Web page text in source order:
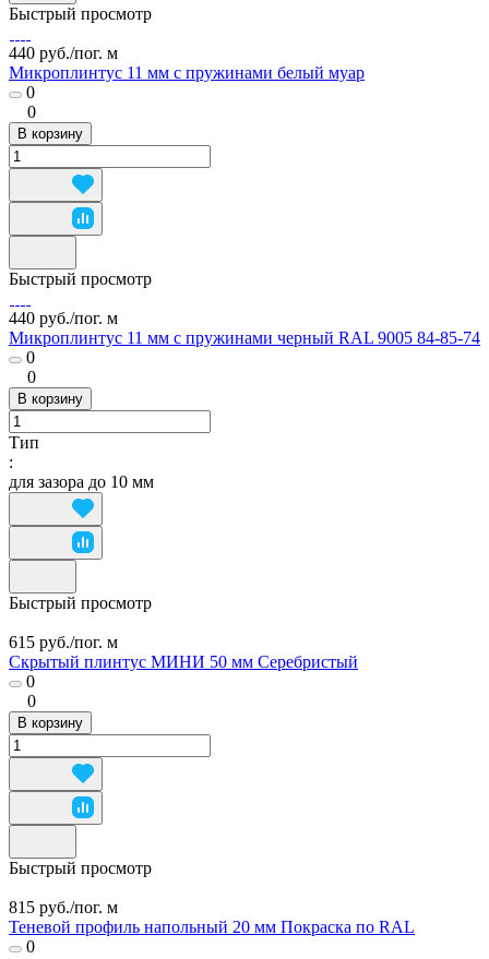
Быстрый просмотр
440 руб./пог. м
Микроплинтус 11 мм с пружинами белый муар
0
0
В корзину
Быстрый просмотр
440 руб./пог. м
Микроплинтус 11 мм с пружинами черный RAL 9005 84-85-74
0
0
В корзину
Тип
:
для зазора до 10 мм
Быстрый просмотр
615 руб./пог. м
Скрытый плинтус МИНИ 50 мм Серебристый
0
0
В корзину
Быстрый просмотр
815 руб./пог. м
Теневой профиль напольный 20 мм Покраска по RAL
0